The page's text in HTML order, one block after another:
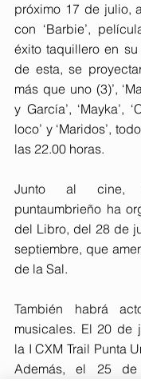
próximo 17 de julio,
con ‘Barbie’,
éxito taquillero en
de esta, se
más que uno (3)’,
y García’, ‘Mayka’,
loco’ y ‘Maridos’,
las 22.00 horas.
Junto al cine,
puntaumbrieño ha
del Libro, del 28 de
septiembre, que
de la Sal.
También habrá
musicales. El 20 de
la I CXM Trail Punta
Además, el 25